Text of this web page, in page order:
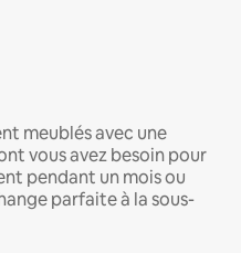
meublés avec une
vous avez besoin pour
pendant un mois ou
parfaite à la sous-